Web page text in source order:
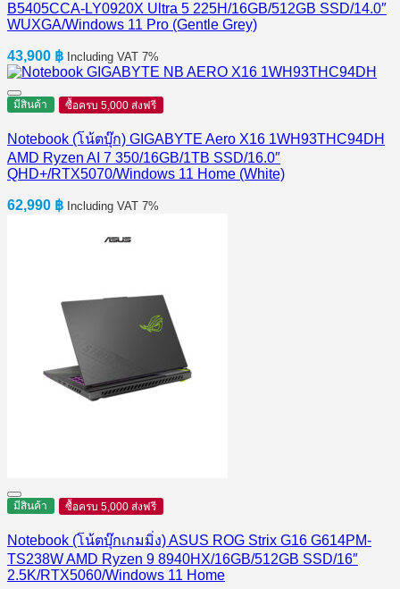
B5405CCA-LY0920X Ultra 5 225H/16GB/512GB SSD/14.0″
WUXGA/Windows 11 Pro (Gentle Grey)
43,900 ฿ Including VAT 7%
มีสินค้า ซื้อครบ 5,000 ส่งฟรี
Notebook (โน้ตบุ๊ก) GIGABYTE Aero X16 1WH93THC94DH
AMD Ryzen AI 7 350/16GB/1TB SSD/16.0″
QHD+/RTX5070/Windows 11 Home (White)
62,990 ฿ Including VAT 7%
มีสินค้า ซื้อครบ 5,000 ส่งฟรี
Notebook (โน้ตบุ๊กเกมมิ่ง) ASUS ROG Strix G16 G614PM-
TS238W AMD Ryzen 9 8940HX/16GB/512GB SSD/16″
2.5K/RTX5060/Windows 11 Home